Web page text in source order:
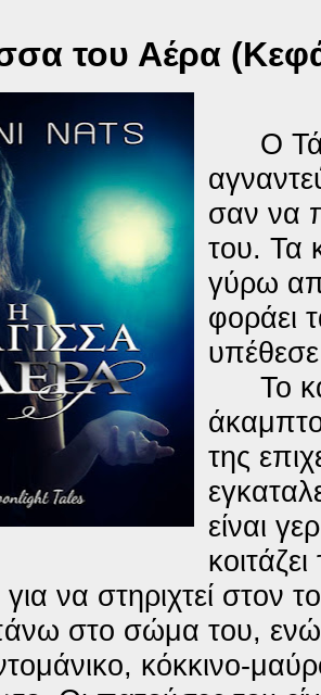
του Αέρα
Ο
σαν να
του. Τα
γύρω
φοράει
Το
της
είναι
για να στηριχτεί στον
στο σώμα του,
κόκκινο-